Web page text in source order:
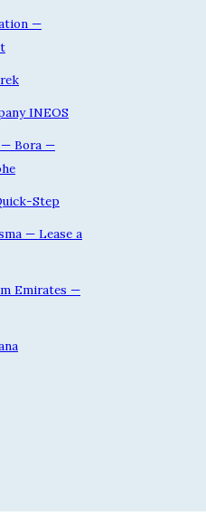
—
INEOS
— Bora —
Step
— Lease a
Emirates —